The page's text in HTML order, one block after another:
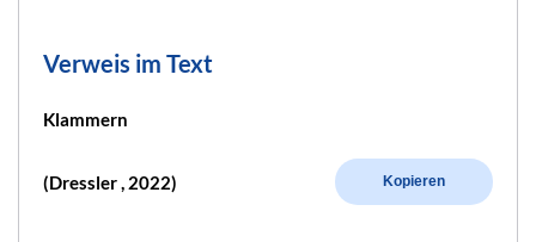
Verweis im Text
Klammern
(Dressler , 2022) Kopieren